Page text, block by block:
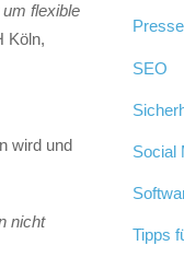
flexible
Köln,
wird und
nicht
SEO
Social
Tipps